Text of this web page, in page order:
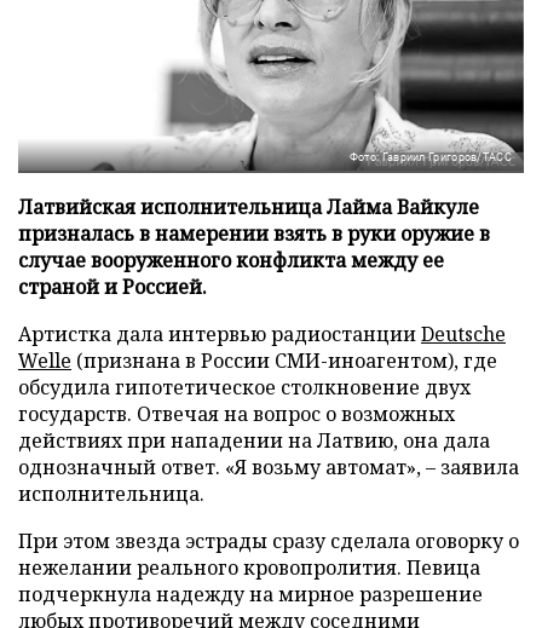
Фото: Гавриил Григоров/ТАСС
Латвийская исполнительница Лайма Вайкуле
призналась в намерении взять в руки оружие в
случае вооруженного конфликта между ее
страной и Россией.
Артистка дала интервью радиостанцииDeutsche
Welle (признана в России СМИ-иноагентом), где
обсудила гипотетическое столкновение двух
государств. Отвечая на вопрос о возможных
действиях при нападении на Латвию, она дала
однозначный ответ. «Я возьму автомат», – заявила
исполнительница.
При этом звезда эстрады сразу сделала оговорку о
нежелании реального кровопролития. Певица
подчеркнула надежду на мирное разрешение
любых противоречий между соседними